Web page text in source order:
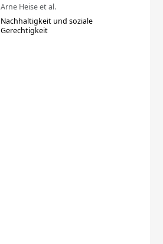
Arne Heise et al.
Nachhaltigkeit und soziale
Gerechtigkeit